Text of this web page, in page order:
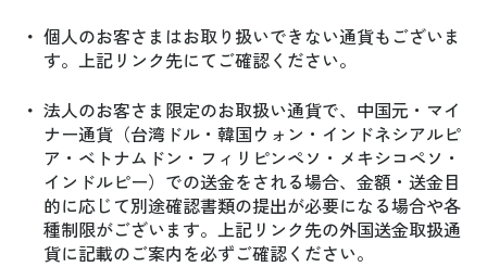
・ 個人のお客さまはお取り扱いできない通貨もございま
す。上記リンク先にてご確認ください。
・ 法人のお客さま限定のお取扱い通貨で、中国元・マイ
ナー通貨（台湾ドル・韓国ウォン・インドネシアルピ
ア・ベトナムドン・フィリピンペソ・メキシコペソ・
インドルピー）での送金をされる場合、金額・送金目
的に応じて別途確認書類の提出が必要になる場合や各
種制限がございます。上記リンク先の外国送金取扱通
貨に記載のご案内を必ずご確認ください。